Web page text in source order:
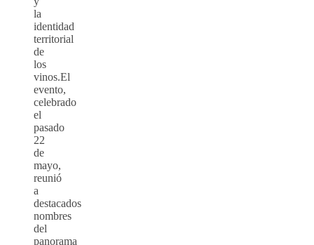
la
identidad
territorial
de
los
vinos.El
evento,
celebrado
el
pasado
22
de
mayo,
reunió
a
destacados
nombres
del
panorama